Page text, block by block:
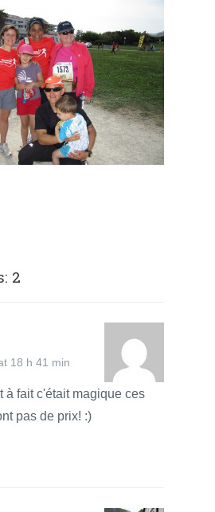
2
18 h 41 min
à fait c'était magique ces
pas de prix! :)